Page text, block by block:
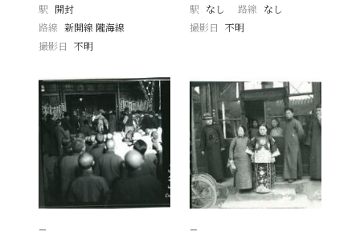
駅 開封
路線 新開線 隴海線
撮影日
不明
駅 なし 路線 なし
撮影日 不明
− −